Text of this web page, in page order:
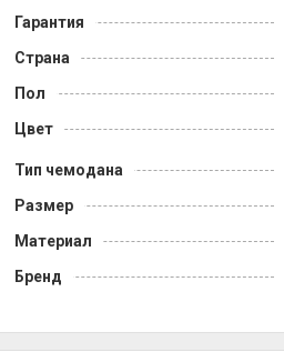
Гарантия
Страна
Пол
Цвет
Тип чемодана
Размер
Материал
Бренд